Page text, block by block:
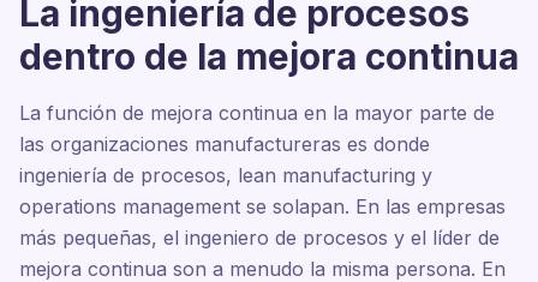
La ingeniería de procesos
dentro de la mejora continua
La función de mejora continua en la mayor parte de
las organizaciones manufactureras es donde
ingeniería de procesos, lean manufacturing y
operations management se solapan. En las empresas
más pequeñas, el ingeniero de procesos y el líder de
mejora continua son a menudo la misma persona. En